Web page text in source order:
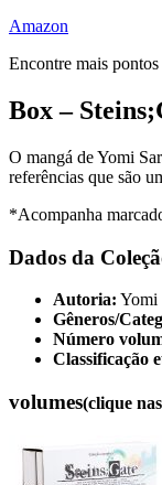
Amazon
Encontre mais pontos
Box –
O mangá de Yomi
referências que são
*Acompanha
Dados da
Autoria: Yomi
Gêneros/
Número
Classificação
volumes(clique